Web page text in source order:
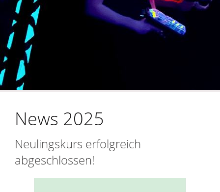
News 2025
Neulingskurs erfolgreich
abgeschlossen!